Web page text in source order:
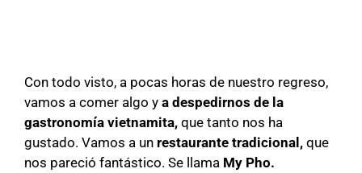
Con todo visto, a pocas horas de nuestro regreso,
vamos a comer algo y a despedirnos de la
gastronomía vietnamita,que tanto nos ha
gustado. Vamos a un restaurante tradicional,que
nos pareció fantástico. Se llama My Pho.